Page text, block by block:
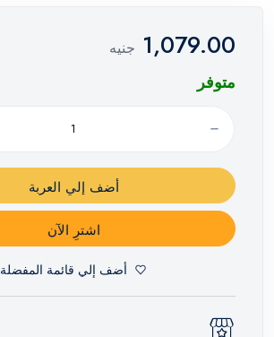
1,079.00 جنيه
متوفر
أضف إلي العربة
اشترِ الآن
أضف إلي قائمة المفضلة